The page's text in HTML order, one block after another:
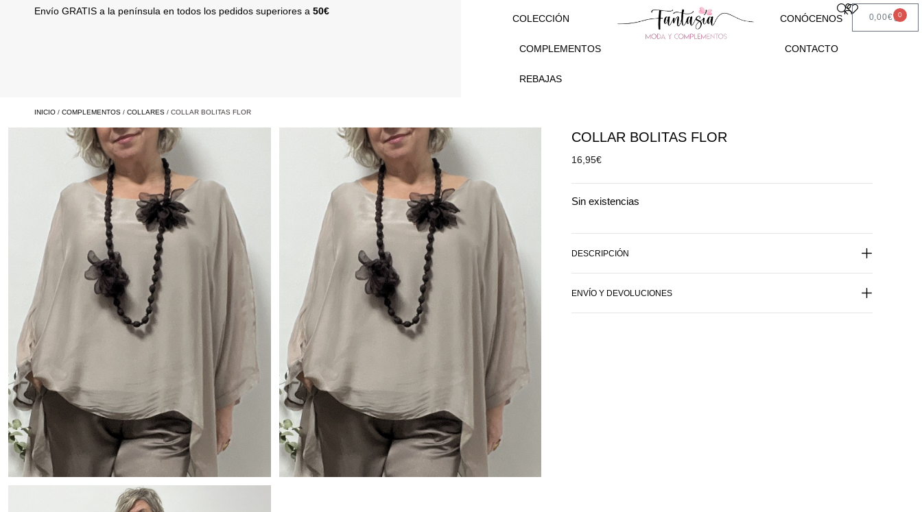
Envío GRATIS a la península en todos los pedidos superiores a 50€
COLECCIÓN
COMPLEMENTOS
REBAJAS
CONÓCENOS
CONTACTO
0,00€ 0
INICIO / COMPLEMENTOS / COLLARES / COLLAR BOLITAS FLOR
COLLAR BOLITAS FLOR
16,95€
Sin existencias
DESCRIPCIÓN
ENVÍO Y DEVOLUCIONES